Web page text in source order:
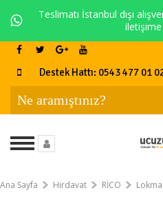
Teslimatı İstanbul dışı
Destek Hattı: 0543 477 01
Ana Sayfa Hirdavat RİCO